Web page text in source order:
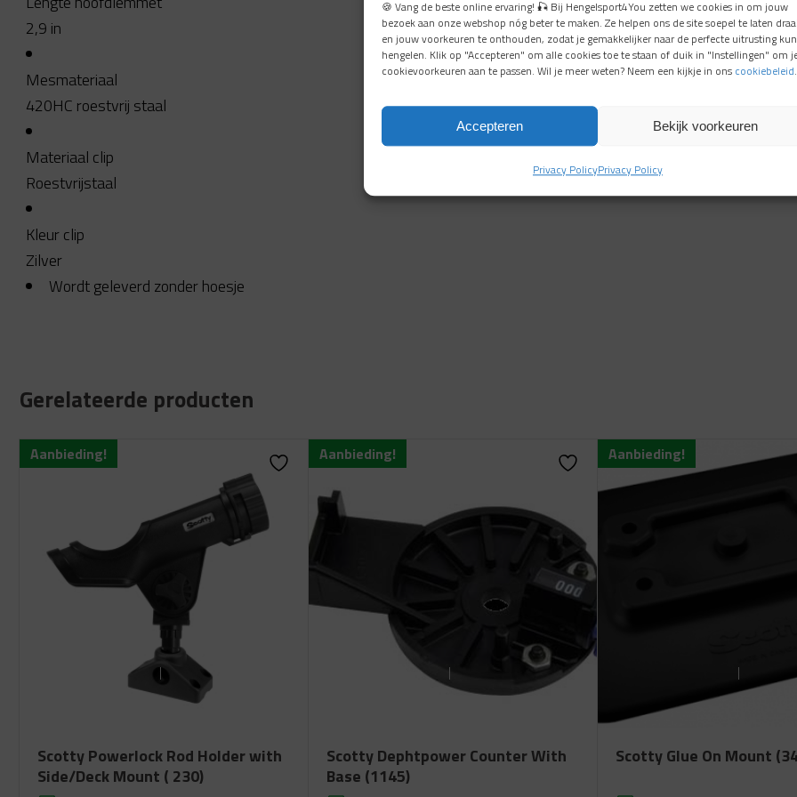
🍪 Vang de beste online ervaring! 🎣 Bij Hengelsport4You zetten we cookies in om jouw
bezoek aan onze webshop nóg beter te maken. Ze helpen ons de site soepel te laten
en jouw voorkeuren te onthouden, zodat je gemakkelijker naar de perfecte uitrusting
hengelen. Klik op "Accepteren" om alle cookies toe te staan of duik in "Instellingen" om
cookievoorkeuren aan te passen. Wil je meer weten? Neem een kijkje in ons cookiebeleid.
Accepteren Bekijk voorkeuren
Privacy PolicyPrivacy Policy
2,9 in
Mesmateriaal
420HC roestvrij staal
Materiaal clip
Roestvrijstaal
Kleur clip
Zilver
Wordt geleverd zonder hoesje
Gerelateerde producten
Scotty Powerlock Rod Holder with
Side/Deck Mount ( 230)
Aanbieding!
Scotty Dephtpower Counter With
Base (1145)
Aanbieding!
Scotty Glue On Mount
Aanbieding!